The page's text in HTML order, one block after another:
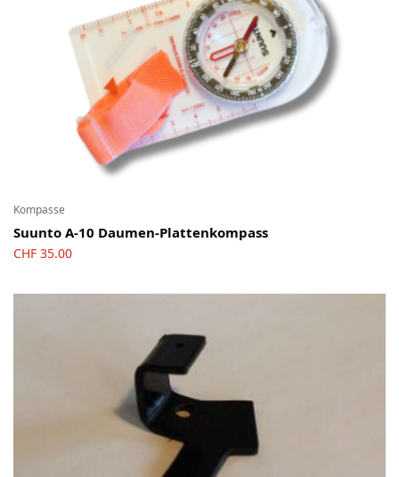
Kompasse
Suunto A-10 Daumen-Plattenkompass
CHF 35.00